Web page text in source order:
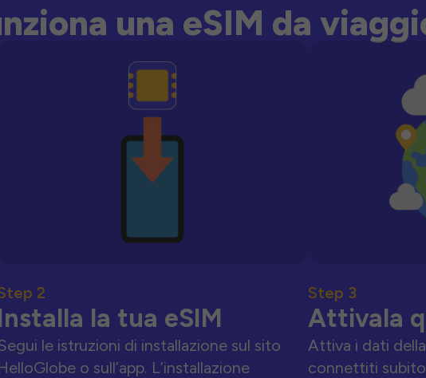
una eSIM da
2
la tua eSIM
le istruzioni di installazione sul sito
o sull’app. L’installazione
Step 3
Attivala
Attiva i dati
connettiti